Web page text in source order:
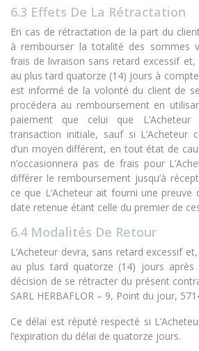
6.3 Effets De La Rétractation
En cas de rétractation de la part du
à rembourser la totalité des sommes
frais de livraison sans retard excessif
au plus tard quatorze (14) jours à
est informé de la volonté du client de
procédera au remboursement en
paiement que celui que
transaction initiale, sauf si L’Acheteur
d’un moyen différent, en tout état de
n’occasionnera pas de frais pour
différer le remboursement jusqu’à
ce que L’Acheteur ait fourni une preuve
date retenue étant celle du premier de
6.4 Modalités De Retour
L’Acheteur devra, sans retard excessif
au plus tard quatorze (14) jours après
décision de se rétracter du présent
SARL HERBAFLOR – 9, Point du jour,
Ce délai est réputé respecté si
l’expiration du délai de quatorze jours.